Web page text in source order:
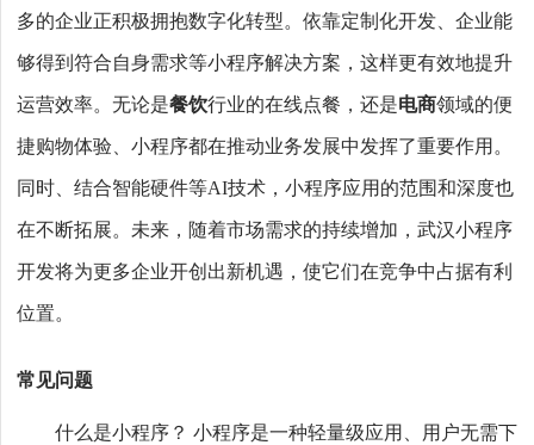
多的企业正积极拥抱数字化转型。依靠定制化开发、企业能
够得到符合自身需求等小程序解决方案，这样更有效地提升
运营效率。无论是餐饮行业的在线点餐，还是电商领域的便
捷购物体验、小程序都在推动业务发展中发挥了重要作用。
同时、结合智能硬件等AI技术，小程序应用的范围和深度也
在不断拓展。未来，随着市场需求的持续增加，武汉小程序
开发将为更多企业开创出新机遇，使它们在竞争中占据有利
位置。
常见问题
什么是小程序？ 小程序是一种轻量级应用、用户无需下